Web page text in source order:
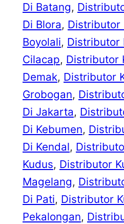
Di Batang,
Di Blora, Distributor
Boyolali, Distributor
Cilacap, Distributor
Demak, Distributor
Grobogan,
Di Jakarta,
Di Kebumen,
Di Kendal,
Kudus, Distributor
Magelang,
Di Pati, Distributor
Pekalongan,